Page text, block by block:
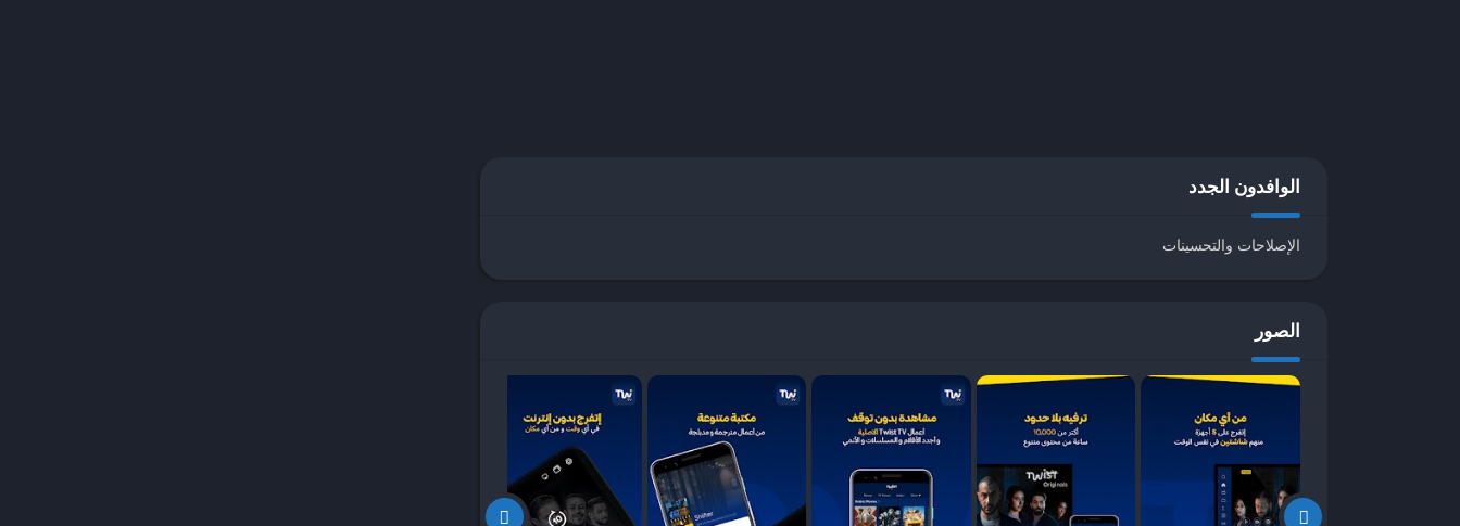
✅واجهة سهلةمع تصنيفات واضحة.
✅يدعم البث المباشر
✅يُحدَّث دوريًابمحتوى جديد.
للأندرويد
اذهب إلىالإعدادات ← الأمان ← تفعيل “مصادر غير معروفة”.
تحميل ملف APK
نزّله من موقع موثوق مثل
APKPure(ابحث عن “Twist TV”).
الوافدون الجدد
الإصلاحات والتحسينات
الصور